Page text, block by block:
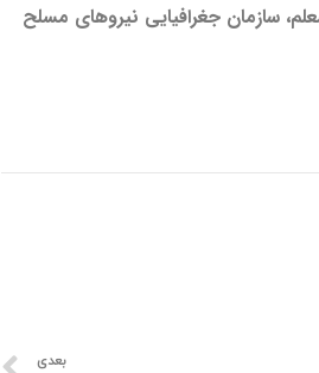
سازمان جغرافیایی نیروهای مسلح
بعدی